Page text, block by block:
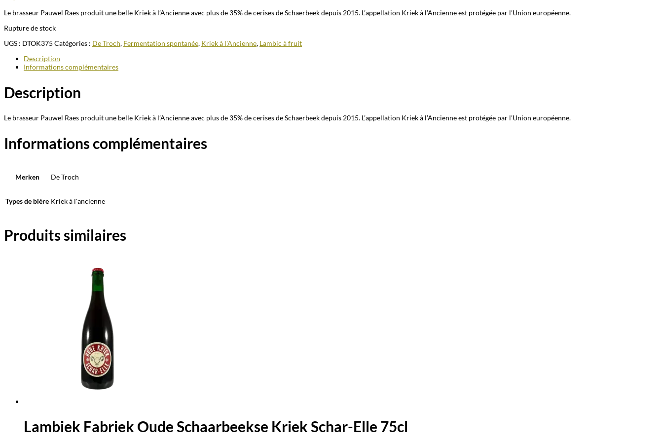
Le brasseur Pauwel Raes produit une belle Kriek à l’Ancienne avec plus de 35% de cerises de Schaerbeek depuis 2015. L’appellation Kriek à l’Ancienne est protégée par l’Union européenne.
Rupture de stock
UGS : DTOK375 Catégories : De Troch, Fermentation spontanée, Kriek à l'Ancienne, Lambic à fruit
Description
Informations complémentaires
Description
Le brasseur Pauwel Raes produit une belle Kriek à l’Ancienne avec plus de 35% de cerises de Schaerbeek depuis 2015. L’appellation Kriek à l’Ancienne est protégée par l’Union européenne.
Informations complémentaires
Merken De Troch
Types de bière Kriek à l'ancienne
Produits similaires
Lambiek Fabriek Oude Schaarbeekse Kriek Schar-Elle 75cl